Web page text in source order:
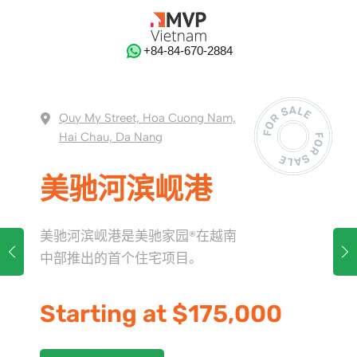
‭+84-84-670-2884‬
Quy My Street, Hoa Cuong Nam,
Hai Chau, Da Nang
美驰河滨岘港
美驰河滨岘港是美驰家园®在越南
中部推出的首个住宅项目。
Starting at $175,000